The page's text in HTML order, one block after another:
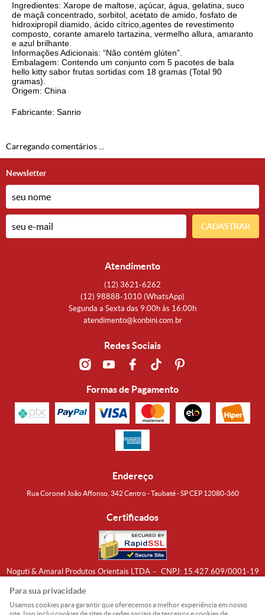
Ingredientes: Xarope de maltose, açúcar, água, gelatina, suco
de maçã concentrado, sorbitol, acetato de amido, fosfato de
hidroxipropil diamido, ácido cítrico,agentes de revestimento
composto, corante amarelo tartazina, vermelho allura, amaranto
e azul brilhante.
Informações Adicionais: “Não contém glúten”.
Embalagem: Contendo um conjunto com 5 pacotes de bala
hello kitty sabor frutas sortidas com 18 gramas (Total 90
gramas).
Origem: China
Fabricante: Sanrio
Carregando comentários ...
Newsletter
CADASTRAR
Atendimento
(12) 3621-6262
(12) 98888-1010 (WhatsApp)
Segunda a Sexta das 9:00h às 16:00h
atendimento@konbini.com.br
Redes Sociais
Formas de Pagamento
Endereço
Rua Coronel João Affonso, 342 Centro - Taubaté - SP CEP 12080-360
Certificados
Noguti & Amaral Produtos Orientais LTDA CNPJ: 15.427.609/0001-19
Para sua privacidade
Usamos cookies para garantir que oferecemos a melhor experiência em nosso